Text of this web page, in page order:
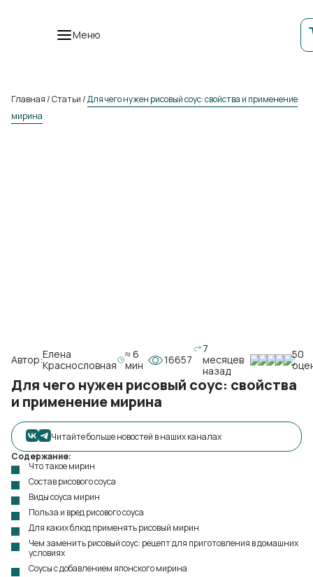
Меню
Главная/Статьи/Для чего нужен рисовый соус: свойства и применение
мирина
Автор:Елена
Краснословная
≈ 6
мин
16657
7
месяцев
назад
50
Для чего нужен рисовый соус: свойства
и применение мирина
Читайте больше новостей в наших каналах
Содержание:
Что такое мирин
Состав рисового соуса
Виды соуса мирин
Польза и вред рисового соуса
Для каких блюд применять рисовый мирин
Чем заменить рисовый соус: рецепт для приготовления в домашних
условиях
Соусы с добавлением японского мирина